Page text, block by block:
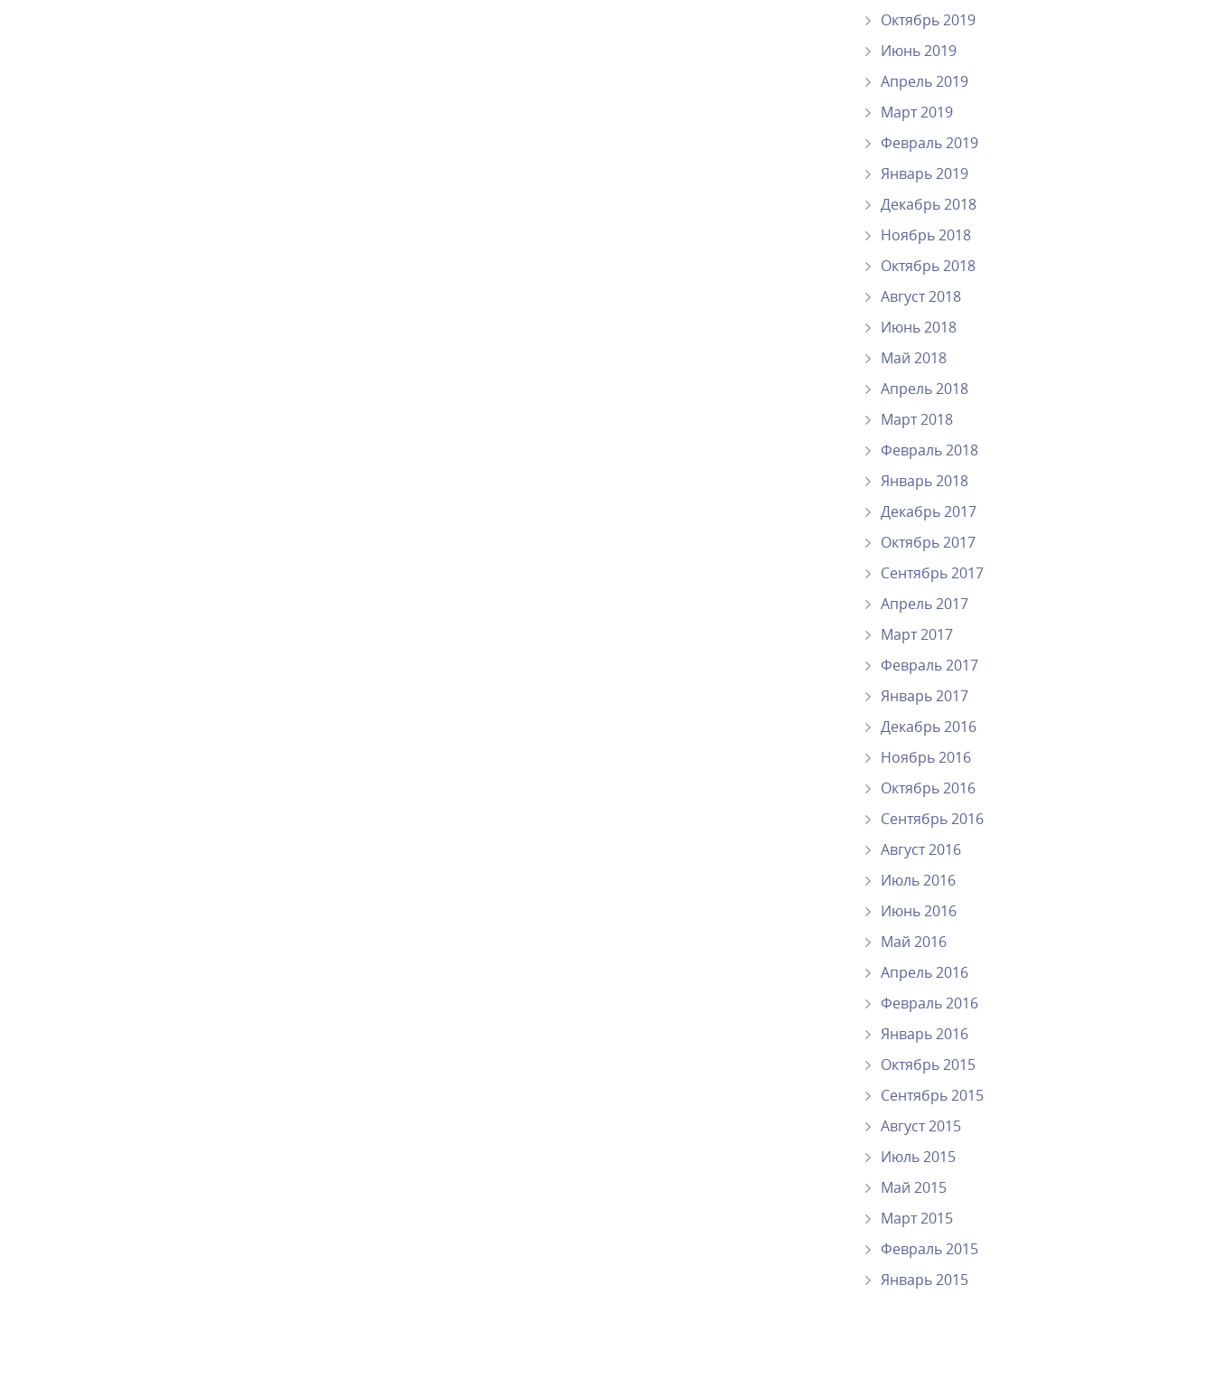
Октябрь 2019
Июнь 2019
Апрель 2019
Март 2019
Февраль 2019
Январь 2019
Декабрь 2018
Ноябрь 2018
Октябрь 2018
Август 2018
Июнь 2018
Май 2018
Апрель 2018
Март 2018
Февраль 2018
Январь 2018
Декабрь 2017
Октябрь 2017
Сентябрь 2017
Апрель 2017
Март 2017
Февраль 2017
Январь 2017
Декабрь 2016
Ноябрь 2016
Октябрь 2016
Сентябрь 2016
Август 2016
Июль 2016
Июнь 2016
Май 2016
Апрель 2016
Февраль 2016
Январь 2016
Октябрь 2015
Сентябрь 2015
Август 2015
Июль 2015
Май 2015
Март 2015
Февраль 2015
Январь 2015